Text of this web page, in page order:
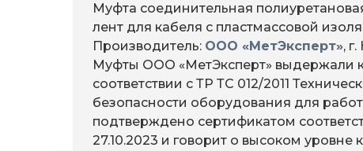
Муфта соединительная
лент для кабеля с пластмассовой
Производитель: ООО «МетЭксперт»,
Муфты ООО «МетЭксперт» выдержали
соответствии с ТР ТС 012/2011
безопасности оборудования для
подтверждено сертификатом
27.10.2023 и говорит о высоком уровне